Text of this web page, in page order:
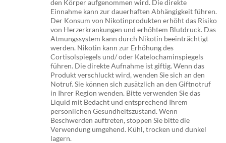
den Körper aufgenommen wird. Die direkte
Einnahme kann zur dauerhaften Abhängigkeit führen.
Der Konsum von Nikotinprodukten erhöht das Risiko
von Herzerkrankungen und erhöhtem Blutdruck. Das
Atmungssystem kann durch Nikotin beeinträchtigt
werden. Nikotin kann zur Erhöhung des
Cortisolspiegels und/ oder Katelochaminspiegels
führen. Die direkte Aufnahme ist giftig. Wenn das
Produkt verschluckt wird, wenden Sie sich an den
Notruf. Sie können sich zusätzlich an den Giftnotruf
in Ihrer Region wenden. Bitte verwenden Sie das
Liquid mit Bedacht und entsprechend Ihrem
persönlichen Gesundheitszustand. Wenn
Beschwerden auftreten, stoppen Sie bitte die
Verwendung umgehend. Kühl, trocken und dunkel
lagern.